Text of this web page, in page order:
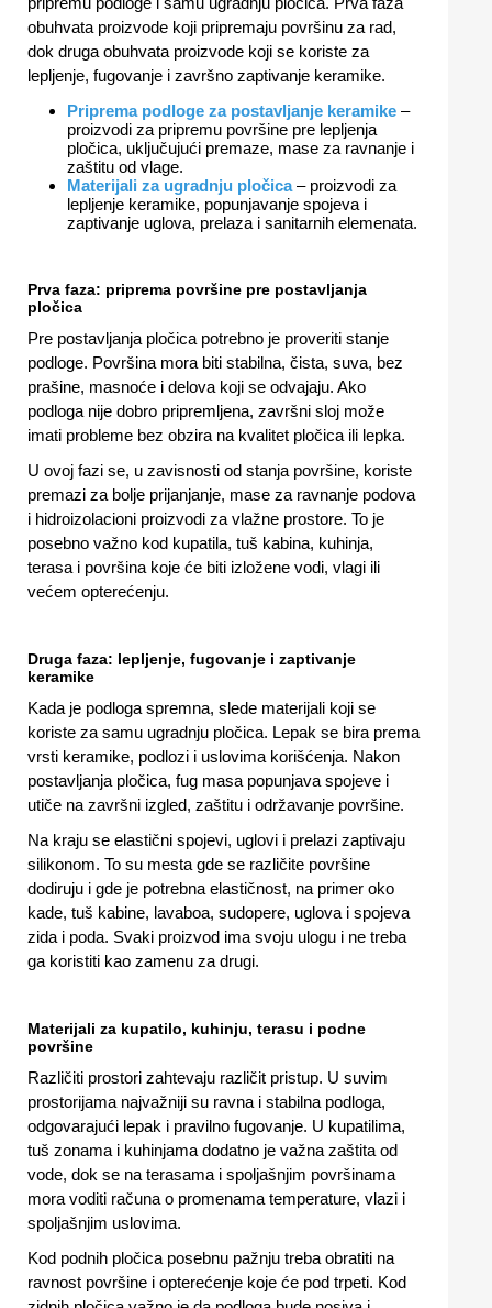
obuhvata proizvode koji pripremaju površinu za rad,
dok druga obuhvata proizvode koji se koriste za
lepljenje, fugovanje i završno zaptivanje keramike.
Priprema podloge za postavljanje keramike –
proizvodi za pripremu površine pre lepljenja
pločica, uključujući premaze, mase za ravnanje i
zaštitu od vlage.
Materijali za ugradnju pločica– proizvodi za
lepljenje keramike, popunjavanje spojeva i
zaptivanje uglova, prelaza i sanitarnih elemenata.
Prva faza: priprema površine pre postavljanja
pločica
Pre postavljanja pločica potrebno je proveriti stanje
podloge. Površina mora biti stabilna, čista, suva, bez
prašine, masnoće i delova koji se odvajaju. Ako
podloga nije dobro pripremljena, završni sloj može
imati probleme bez obzira na kvalitet pločica ili lepka.
U ovoj fazi se, u zavisnosti od stanja površine, koriste
premazi za bolje prijanjanje, mase za ravnanje podova
i hidroizolacioni proizvodi za vlažne prostore. To je
posebno važno kod kupatila, tuš kabina, kuhinja,
terasa i površina koje će biti izložene vodi, vlagi ili
većem opterećenju.
Druga faza: lepljenje, fugovanje i zaptivanje
keramike
Kada je podloga spremna, slede materijali koji se
koriste za samu ugradnju pločica. Lepak se bira prema
vrsti keramike, podlozi i uslovima korišćenja. Nakon
postavljanja pločica, fug masa popunjava spojeve i
utiče na završni izgled, zaštitu i održavanje površine.
Na kraju se elastični spojevi, uglovi i prelazi zaptivaju
silikonom. To su mesta gde se različite površine
dodiruju i gde je potrebna elastičnost, na primer oko
kade, tuš kabine, lavaboa, sudopere, uglova i spojeva
zida i poda. Svaki proizvod ima svoju ulogu i ne treba
ga koristiti kao zamenu za drugi.
Materijali za kupatilo, kuhinju, terasu i podne
površine
Različiti prostori zahtevaju različit pristup. U suvim
prostorijama najvažniji su ravna i stabilna podloga,
odgovarajući lepak i pravilno fugovanje. U kupatilima,
tuš zonama i kuhinjama dodatno je važna zaštita od
vode, dok se na terasama i spoljašnjim površinama
mora voditi računa o promenama temperature, vlazi i
spoljašnjim uslovima.
Kod podnih pločica posebnu pažnju treba obratiti na
ravnost površine i opterećenje koje će pod trpeti. Kod